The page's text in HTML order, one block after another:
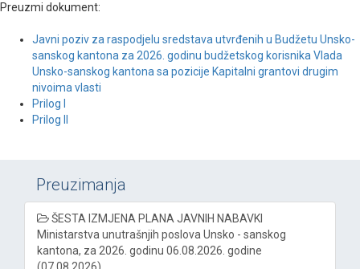
Preuzmi dokument:
Javni poziv za raspodjelu sredstava utvrđenih u Budžetu Unsko-
sanskog kantona za 2026. godinu budžetskog korisnika Vlada
Unsko-sanskog kantona sa pozicije Kapitalni grantovi drugim
nivoima vlasti
Prilog I
Prilog II
Preuzimanja
ŠESTA IZMJENA PLANA JAVNIH NABAVKI
Ministarstva unutrašnjih poslova Unsko - sanskog
kantona, za 2026. godinu 06.08.2026. godine